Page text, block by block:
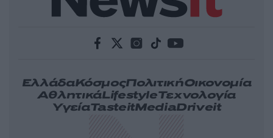
ΕλλάδαΚόσμοςΠολιτικήΟικονομία
ΑθλητικάLifestyleΤεχνολογία
ΥγείαTasteitMediaDriveit